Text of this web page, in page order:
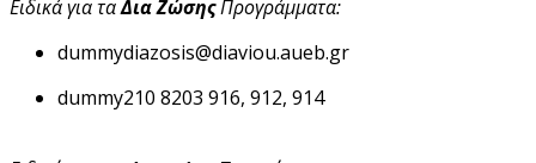
Ειδικά για ταΔια ΖώσηςΠρογράμματα:
dummydiazosis@diaviou.aueb.gr
dummy210 8203 916, 912, 914